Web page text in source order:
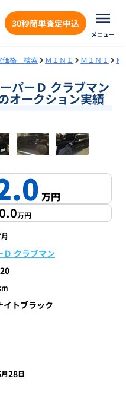
30秒簡単査定申込
メニュー
価格 検索 ＭＩＮＩ ＭＩＮＩ Ｍ
パーＤ クラブマン
ークション実績
1/18
万円
万円
月
Ｄ クラブマン
イトブラック
月28日